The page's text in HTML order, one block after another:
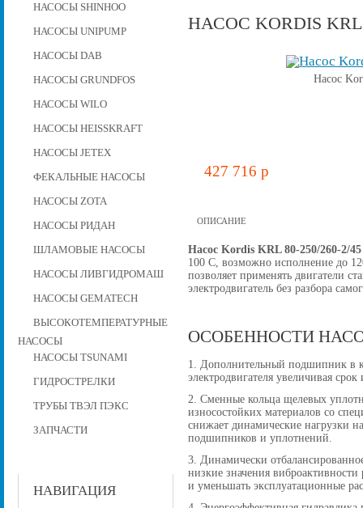
НАСОСЫ SHINHOO
НАСОСЫ UNIPUMP
НАСОСЫ DAB
НАСОСЫ GRUNDFOS
НАСОСЫ WILO
НАСОСЫ HEISSKRAFT
НАСОСЫ JETEX
ФЕКАЛЬНЫЕ НАСОСЫ
НАСОСЫ ZOTA
НАСОСЫ РИДАН
ШЛАМОВЫЕ НАСОСЫ
НАСОСЫ ЛИВГИДРОМАШ
НАСОСЫ GEMATECH
ВЫСОКОТЕМПЕРАТУРНЫЕ
НАСОСЫ
НАСОСЫ TSUNAMI
ГИДРОСТРЕЛКИ
ТРУБЫ ТВЭЛ ПЭКС
ЗАПЧАСТИ
НАВИГАЦИЯ
НАСОС KORDIS KRL
Насос
427 716 p
ОПИСАНИЕ
Насос Kordis KRL 80-250/260-2/
100 C, возможно исполнение до
позволяет применять двигатели
электродвигатель без разбора
ОСОБЕННОСТИ
1. Дополнительный подшипник в
электродвигателя увеличивая
2. Сменные кольца щелевых
износостойких материалов со
снижает динамические нагрузки
подшипников и уплотнений.
3. Динамически
низкие значения виброактивности
и уменьшать эксплуатационные